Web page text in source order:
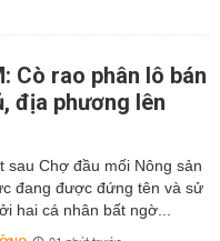
Cò rao phân lô bán
địa phương lên
sau Chợ đầu mối Nông sản
đang được đứng tên và sử
hai cá nhân bất ngờ...